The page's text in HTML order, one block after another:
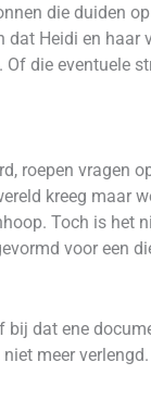
die duiden
Heidi en
die eventuele
roepen vragen
kreeg maar
Toch is het
voor een
dat ene
meer